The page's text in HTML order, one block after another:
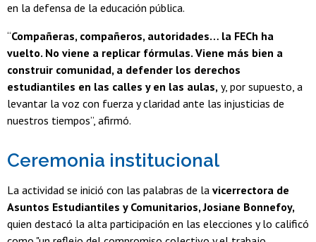
en la defensa de la educación pública.
“Compañeras, compañeros, autoridades… la FECh ha
vuelto. No viene a replicar fórmulas. Viene más bien a
construir comunidad, a defender los derechos
estudiantiles en las calles y en las aulas, y, por supuesto, a
levantar la voz con fuerza y claridad ante las injusticias de
nuestros tiempos”, afirmó.
Ceremonia institucional
La actividad se inició con las palabras de la vicerrectora de
Asuntos Estudiantiles y Comunitarios, Josiane Bonnefoy,
quien destacó la alta participación en las elecciones y lo calificó